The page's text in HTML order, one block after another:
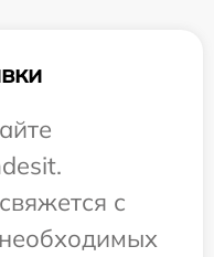
с